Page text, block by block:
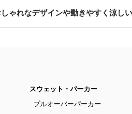
ゃれなデザインや動きやすく涼し
スウェット・パーカー
プルオーバーパーカー